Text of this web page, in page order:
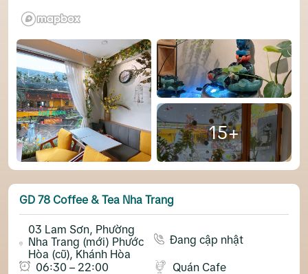
15+
GD 78 Coffee & Tea Nha Trang
03 Lam Sơn, Phường
Nha Trang (mới) Phước
Hòa (cũ), Khánh Hòa
Đang cập nhật
06:30 – 22:00 Quán Cafe